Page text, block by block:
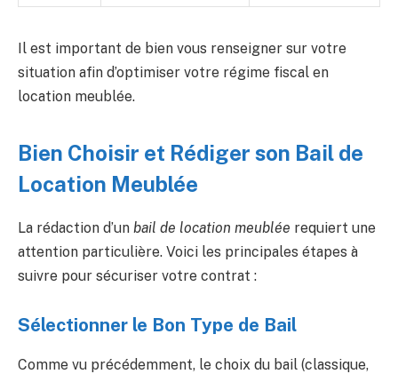
Il est important de bien vous renseigner sur votre
situation afin d’optimiser votre régime fiscal en
location meublée.
Bien Choisir et Rédiger son Bail de
Location Meublée
La rédaction d’un bail de location meublée requiert une
attention particulière. Voici les principales étapes à
suivre pour sécuriser votre contrat :
Sélectionner le Bon Type de Bail
Comme vu précédemment, le choix du bail (classique,